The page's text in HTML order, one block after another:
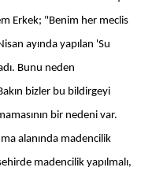
Erkek; "Benim her meclis
ayında yapılan 'Su
Bunu neden
bizler bu bildirgeyi
bir nedeni var.
alanında madencilik
madencilik yapılmalı,